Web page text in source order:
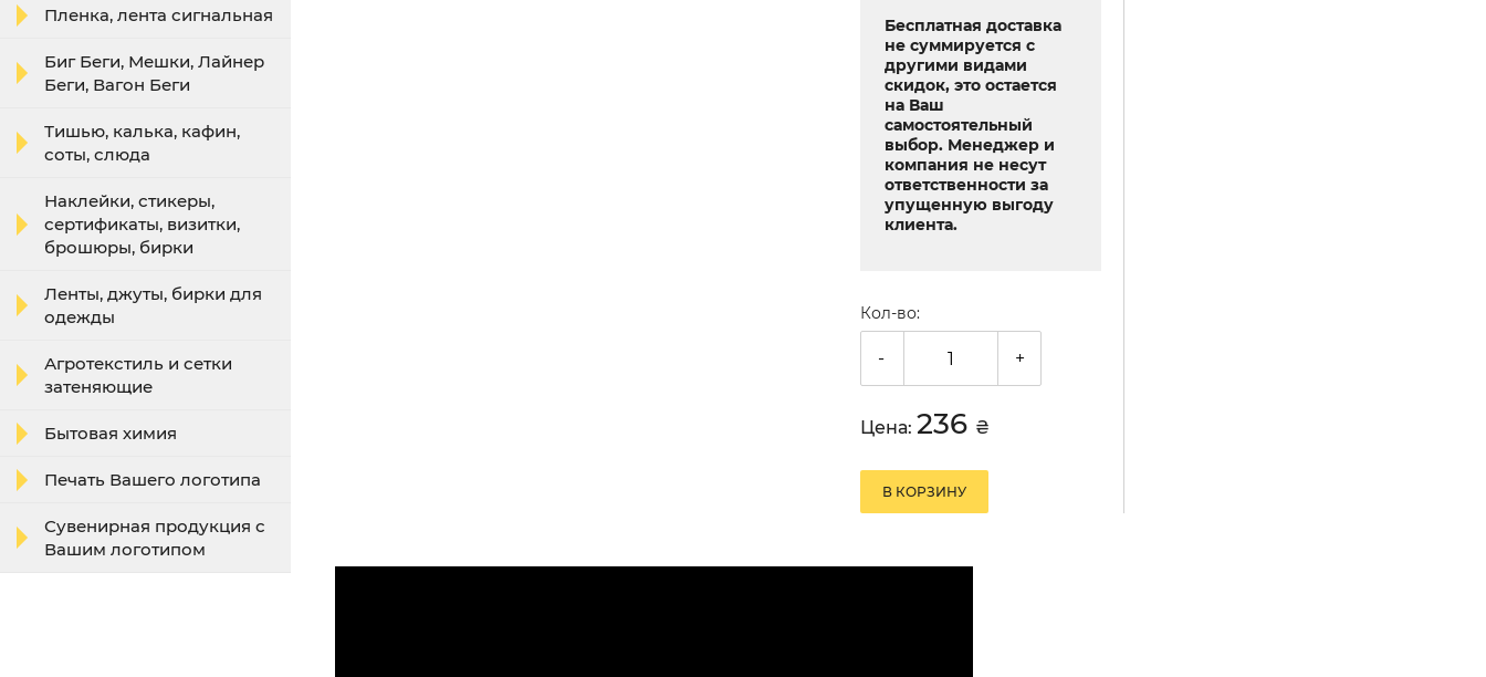
Пленка, лента сигнальная
Биг Беги, Мешки, Лайнер
Беги, Вагон Беги
Тишью, калька, кафин,
соты, слюда
Наклейки, стикеры,
сертификаты, визитки,
брошюры, бирки
Ленты, джуты, бирки для
одежды
Агротекстиль и сетки
затеняющие
Бытовая химия
Печать Вашего логотипа
Сувенирная продукция с
Вашим логотипом
Бесплатная доставка
не суммируется с
другими видами
скидок, это остается
на Ваш
самостоятельный
выбор. Менеджер и
компания не несут
ответственности за
упущенную выгоду
клиента.
Кол-во:
- +
Цена: 236 ₴
В КОРЗИНУ